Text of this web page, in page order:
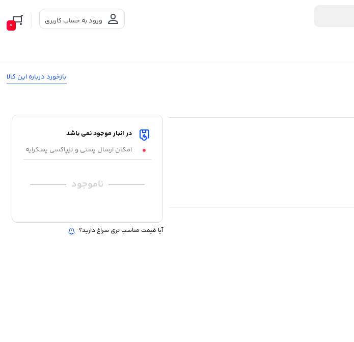
ورود به حساب کاربری 0
بازخورد درباره این کالا
در انبار موجود نمی باشد
امکان ارسال پستی و تیپاکسی پسکرایه
ناموجود
آیا قیمت مناسب تری سراغ دارید؟